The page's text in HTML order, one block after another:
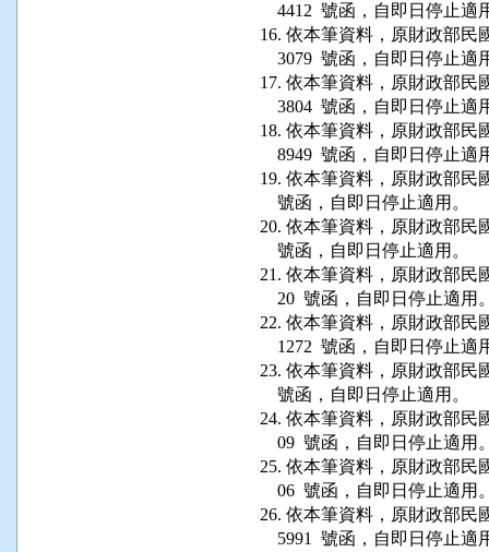
4412  號函，自即日停止適
16. 依本筆資料，原財政部民
3079  號函，自即日停止適
17. 依本筆資料，原財政部民
3804  號函，自即日停止適
18. 依本筆資料，原財政部民
8949  號函，自即日停止適
19. 依本筆資料，原財政部民
    號函，自即日停止適用。
20. 依本筆資料，原財政部民
    號函，自即日停止適用。
21. 依本筆資料，原財政部民
20  號函，自即日停止適用
22. 依本筆資料，原財政部民
1272  號函，自即日停止適
23. 依本筆資料，原財政部民
    號函，自即日停止適用。
24. 依本筆資料，原財政部民
09  號函，自即日停止適用
25. 依本筆資料，原財政部民
06  號函，自即日停止適用
26. 依本筆資料，原財政部民
5991  號函，自即日停止適